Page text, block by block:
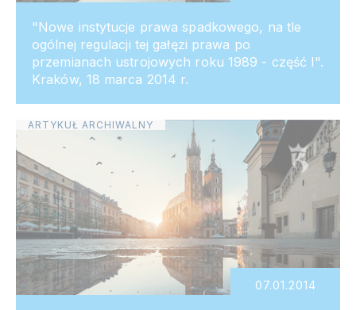
"Nowe instytucje prawa spadkowego, na tle
ogólnej regulacji tej gałęzi prawa po
przemianach ustrojowych roku 1989 - część I".
Kraków, 18 marca 2014 r.
ARTYKUŁ ARCHIWALNY
07.01.2014